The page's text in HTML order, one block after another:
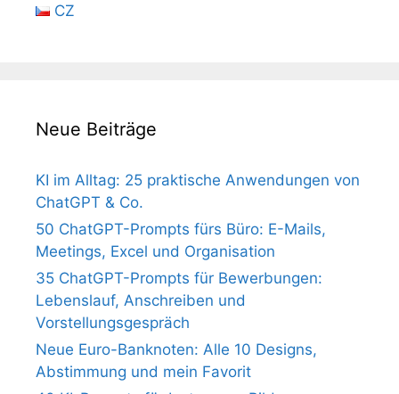
CZ
Neue Beiträge
KI im Alltag: 25 praktische Anwendungen von
ChatGPT & Co.
50 ChatGPT-Prompts fürs Büro: E-Mails,
Meetings, Excel und Organisation
35 ChatGPT-Prompts für Bewerbungen:
Lebenslauf, Anschreiben und
Vorstellungsgespräch
Neue Euro-Banknoten: Alle 10 Designs,
Abstimmung und mein Favorit